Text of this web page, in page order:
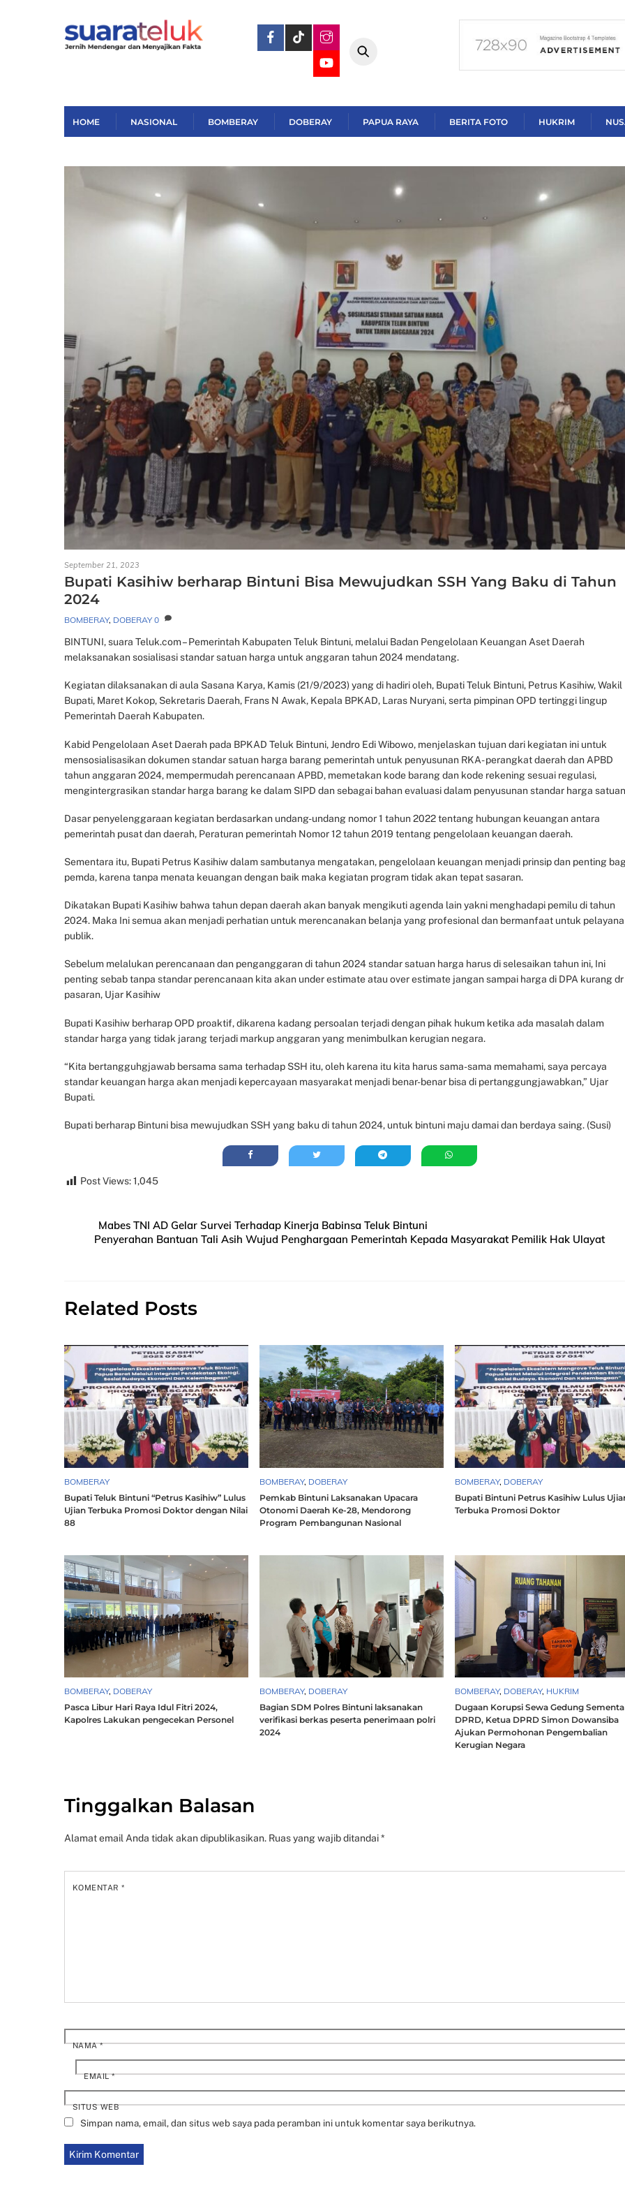
HOME NASIONAL BOMBERAY DOBERAY PAPUA RAYA BERITA FOTO HUKRIM
September 21, 2023
Bupati Kasihiw berharap Bintuni Bisa Mewujudkan SSH Yang Baku di Tahun
2024
BOMBERAY, DOBERAY 0
BINTUNI, suara Teluk.com – Pemerintah Kabupaten Teluk Bintuni, melalui Badan Pengelolaan Keuangan Aset Daerah
melaksanakan sosialisasi standar satuan harga untuk anggaran tahun 2024 mendatang.
Kegiatan dilaksanakan di aula Sasana Karya, Kamis (21/9/2023) yang di hadiri oleh, Bupati Teluk Bintuni, Petrus Kasihiw, Wakil
Bupati, Maret Kokop, Sekretaris Daerah, Frans N Awak, Kepala BPKAD, Laras Nuryani, serta pimpinan OPD tertinggi lingup
Pemerintah Daerah Kabupaten.
Kabid Pengelolaan Aset Daerah pada BPKAD Teluk Bintuni, Jendro Edi Wibowo, menjelaskan tujuan dari kegiatan ini untuk
mensosialisasikan dokumen standar satuan harga barang pemerintah untuk penyusunan RKA- perangkat daerah dan APBD
tahun anggaran 2024, mempermudah perencanaan APBD, memetakan kode barang dan kode rekening sesuai regulasi,
mengintergrasikan standar harga barang ke dalam SIPD dan sebagai bahan evaluasi dalam penyusunan standar harga
Dasar penyelenggaraan kegiatan berdasarkan undang-undang nomor 1 tahun 2022 tentang hubungan keuangan antara
pemerintah pusat dan daerah, Peraturan pemerintah Nomor 12 tahun 2019 tentang pengelolaan keuangan daerah.
Sementara itu, Bupati Petrus Kasihiw dalam sambutanya mengatakan, pengelolaan keuangan menjadi prinsip dan penting
pemda, karena tanpa menata keuangan dengan baik maka kegiatan program tidak akan tepat sasaran.
Dikatakan Bupati Kasihiw bahwa tahun depan daerah akan banyak mengikuti agenda lain yakni menghadapi pemilu di tahun
2024. Maka Ini semua akan menjadi perhatian untuk merencanakan belanja yang profesional dan bermanfaat untuk
publik.
Sebelum melalukan perencanaan dan penganggaran di tahun 2024 standar satuan harga harus di selesaikan tahun ini, Ini
penting sebab tanpa standar perencanaan kita akan under estimate atau over estimate jangan sampai harga di DPA kurang dr
pasaran, Ujar Kasihiw
Bupati Kasihiw berharap OPD proaktif, dikarena kadang persoalan terjadi dengan pihak hukum ketika ada masalah dalam
standar harga yang tidak jarang terjadi markup anggaran yang menimbulkan kerugian negara.
“Kita bertangguhgjawab bersama sama terhadap SSH itu, oleh karena itu kita harus sama-sama memahami, saya percaya
standar keuangan harga akan menjadi kepercayaan masyarakat menjadi benar-benar bisa di pertanggungjawabkan,” Ujar
Bupati.
Bupati berharap Bintuni bisa mewujudkan SSH yang baku di tahun 2024, untuk bintuni maju damai dan berdaya saing. (Susi)
Post Views:1,045
Mabes TNI AD Gelar Survei Terhadap Kinerja Babinsa Teluk Bintuni
Penyerahan Bantuan Tali Asih Wujud Penghargaan Pemerintah Kepada Masyarakat Pemilik Hak Ulayat
Related Posts
BOMBERAY
Bupati Teluk Bintuni “Petrus Kasihiw” Lulus
Ujian Terbuka Promosi Doktor dengan Nilai
88
BOMBERAY, DOBERAY
Pemkab Bintuni Laksanakan Upacara
Otonomi Daerah Ke-28, Mendorong
Program Pembangunan Nasional
BOMBERAY, DOBERAY
Bupati Bintuni Petrus Kasihiw Lulus
Terbuka Promosi Doktor
BOMBERAY, DOBERAY
Pasca Libur Hari Raya Idul Fitri 2024,
Kapolres Lakukan pengecekan Personel
BOMBERAY, DOBERAY
Bagian SDM Polres Bintuni laksanakan
verifikasi berkas peserta penerimaan polri
2024
BOMBERAY, DOBERAY, HUKRIM
Dugaan Korupsi Sewa Gedung
DPRD, Ketua DPRD Simon Dowansiba
Ajukan Permohonan Pengembalian
Kerugian Negara
Tinggalkan Balasan
Alamat email Anda tidak akan dipublikasikan. Ruas yang wajib ditandai*
KOMENTAR*
NAMA*
EMAIL*
SITUS WEB
Simpan nama, email, dan situs web saya pada peramban ini untuk komentar saya berikutnya.